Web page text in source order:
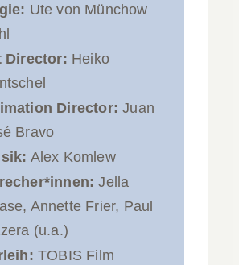
Ute von Münchow
Director: Heiko
Director: Juan
Bravo
Alex Komlew
Jella
Annette Frier, Paul
(u.a.)
TOBIS Film